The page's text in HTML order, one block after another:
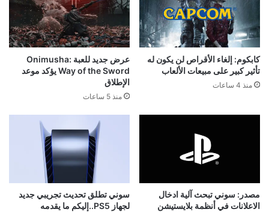
كابكوم: إلغاء الأقراص لن يكون له
تأثير كبير على مبيعات الألعاب
منذ 4 ساعات
عرض جديد للعبة Onimusha:
Way of the Sword يؤكد موعد
الإطلاق
منذ 5 ساعات
مصدر: سوني تبحث آلية ادخال
الاعلانات في أنظمة بلايستيشن
سوني تطلق تحديث تجريبي جديد
لجهاز PS5..إليكم ما يقدمه